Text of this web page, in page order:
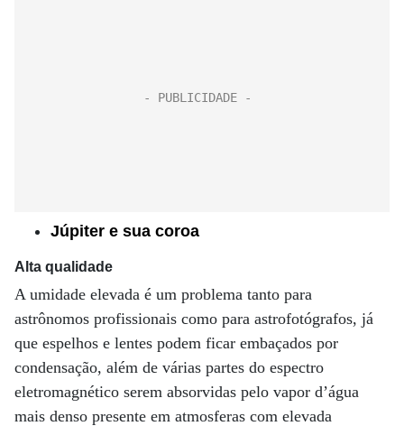
Júpiter e sua coroa
Alta qualidade
A umidade elevada é um problema tanto para
astrônomos profissionais como para astrofotógrafos, já
que espelhos e lentes podem ficar embaçados por
condensação, além de várias partes do espectro
eletromagnético serem absorvidas pelo vapor d’água
mais denso presente em atmosferas com elevada